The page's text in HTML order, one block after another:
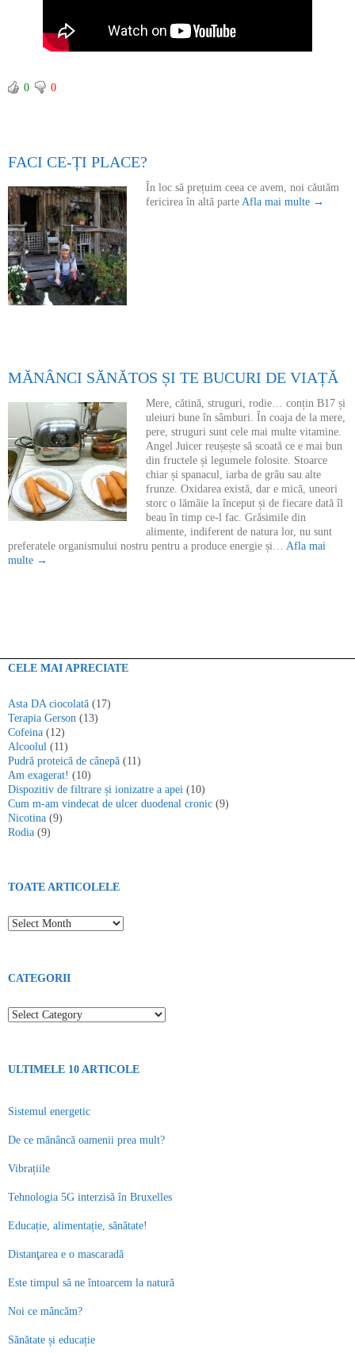
0 0
FACI CE-ȚI PLACE?
În loc să prețuim ceea ce avem, noi căutăm
fericirea în altă parte Afla mai multe →
MĂNÂNCI SĂNĂTOS ȘI TE BUCURI DE VIAȚĂ
Mere, cătină, struguri, rodie… conțin B17 și
uleiuri bune în sâmburi. În coaja de la mere,
pere, struguri sunt cele mai multe vitamine.
Angel Juicer reușește să scoată ce e mai bun
din fructele și legumele folosite. Stoarce
chiar și spanacul, iarba de grâu sau alte
frunze. Oxidarea există, dar e mică, uneori
storc o lămâie la început și de fiecare dată îl
beau în timp ce-l fac. Grăsimile din
alimente, indiferent de natura lor, nu sunt
preferatele organismului nostru pentru a produce energie și… Afla mai
multe →
CELE MAI APRECIATE
Asta DA ciocolată (17)
Terapia Gerson (13)
Cofeina (12)
Alcoolul (11)
Pudră proteică de cânepă (11)
Am exagerat! (10)
Dispozitiv de filtrare și ionizatre a apei (10)
Cum m-am vindecat de ulcer duodenal cronic (9)
Nicotina (9)
Rodia (9)
TOATE ARTICOLELE
Toate articolele
CATEGORII
Categorii
ULTIMELE 10 ARTICOLE
Sistemul energetic
De ce mănâncă oamenii prea mult?
Vibrațiile
Tehnologia 5G interzisă în Bruxelles
Educație, alimentație, sănătate!
Distanţarea e o mascaradă
Este timpul să ne întoarcem la natură
Noi ce mâncăm?
Sănătate și educație